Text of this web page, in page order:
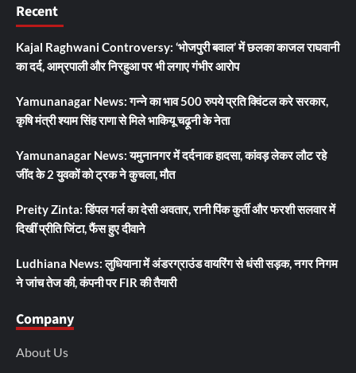
Recent
Kajal Raghwani Controversy: ‘भोजपुरी बवाल’ में छलका काजल राघवानी
का दर्द, आम्रपाली और निरहुआ पर भी लगाए गंभीर आरोप
Yamunanagar News: गन्ने का भाव 500 रुपये प्रति क्विंटल करे सरकार,
कृषि मंत्री श्याम सिंह राणा से मिले भाकियू चढ़ूनी के नेता
Yamunanagar News: यमुनानगर में दर्दनाक हादसा, कांवड़ लेकर लौट रहे
जींद के 2 युवकों को ट्रक ने कुचला, मौत
Preity Zinta: डिंपल गर्ल का देसी अवतार, रानी पिंक कुर्ती और फरशी सलवार में
दिखीं प्रीति जिंटा, फैंस हुए दीवाने
Ludhiana News: लुधियाना में अंडरग्राउंड वायरिंग से धंसी सड़क, नगर निगम
ने जांच तेज की, कंपनी पर FIR की तैयारी
Company
About Us